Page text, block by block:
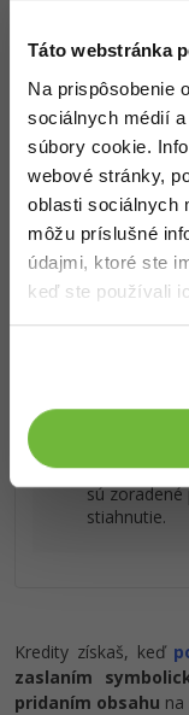
Táto webstránka
Na prispôsobenie
sociálnych médií
súbory cookie.
webové stránky,
oblasti sociálnych
môžu príslušné
údajmi, ktoré ste
keď ste používali
Adobe
Adobe
Blender
Inkscape
Fórum
Čo od nás v
Prístup k
obstarania.
Kvalitné
Zručnosti,
dobre
Popis
Požadovaný
Riešené
viacerými
sú
stiahnutie.
Kredity získaš, keď
zaslaním
pridaním obsahu na